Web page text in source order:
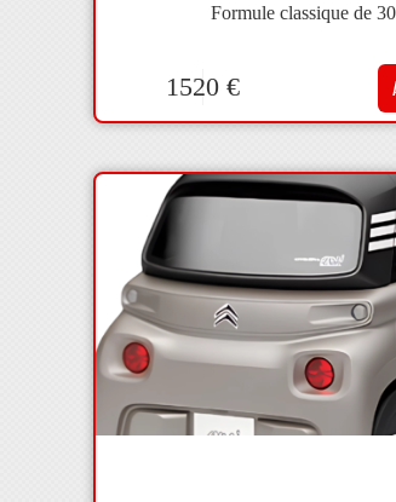
Formule classique de
1520 €